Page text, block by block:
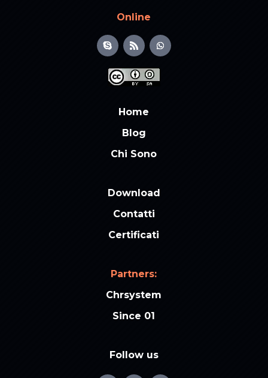
Online
Home
Blog
Chi Sono
Download
Contatti
Certificati
Partners:
Chrsystem
Since 01
Follow us